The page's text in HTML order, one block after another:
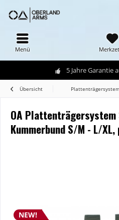
5 Jahre Garantie
Menü
Übersicht
OA Plattenträgersystem
Kummerbund S/M - L/
NEW!